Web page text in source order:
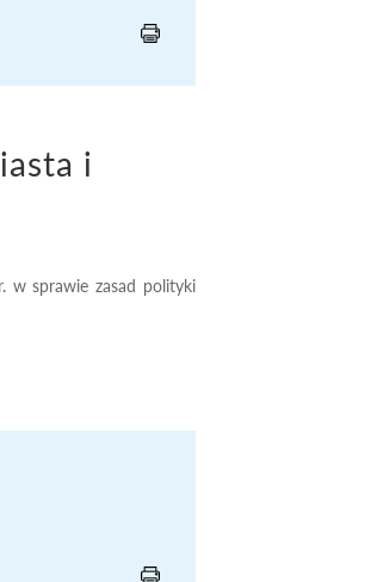
i
w sprawie zasad polityki